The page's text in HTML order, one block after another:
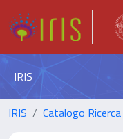
IRIS
IRIS Catalogo Ricerca